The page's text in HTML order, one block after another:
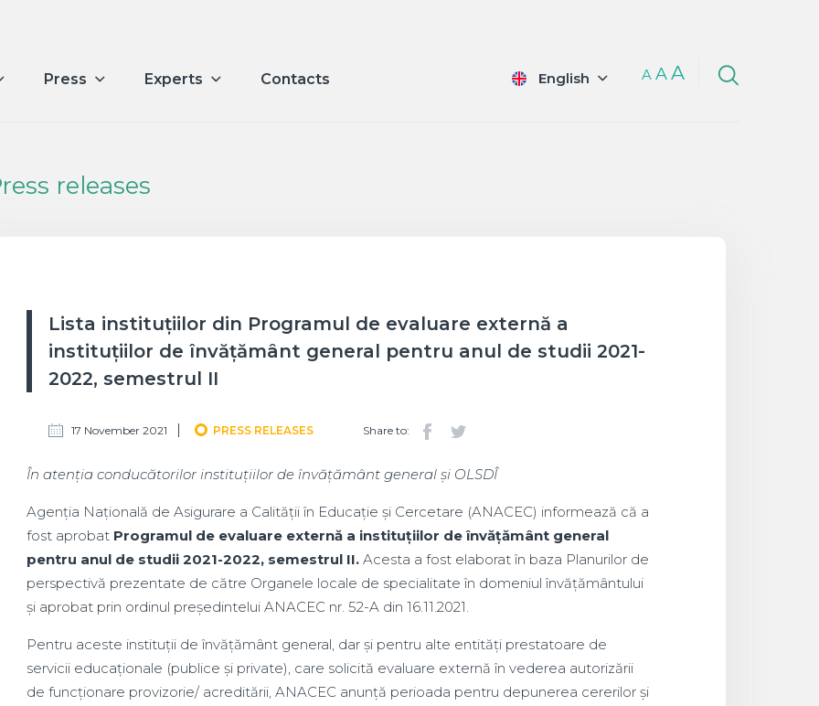
Press Experts Contacts A AA
English
releases
Lista instituțiilor din Programul de evaluare externă a
instituțiilor de învățământ general pentru anul de studii 2021-
2022, semestrul II
17 November 2021 PRESS RELEASES Share to:
În atenția conducătorilor instituțiilor de învățământ general și OLSDÎ
Agenția Națională de Asigurare a Calității în Educație și Cercetare (ANACEC) informează că a
fost aprobat Programul de evaluare externă a instituțiilor de învățământ general
pentru anul de studii 2021-2022, semestrul II.Acesta a fost elaborat în baza Planurilor de
perspectivă prezentate de către Organele locale de specialitate în domeniul învățământului
și aprobat prin ordinul președintelui ANACEC nr. 52-A din 16.11.2021.
Pentru aceste instituții de învățământ general, dar și pentru alte entități prestatoare de
servicii educaționale (publice și private), care solicită evaluare externă în vederea autorizării
de funcționare provizorie/ acreditării, ANACEC anunță perioada pentru depunerea cererilor și